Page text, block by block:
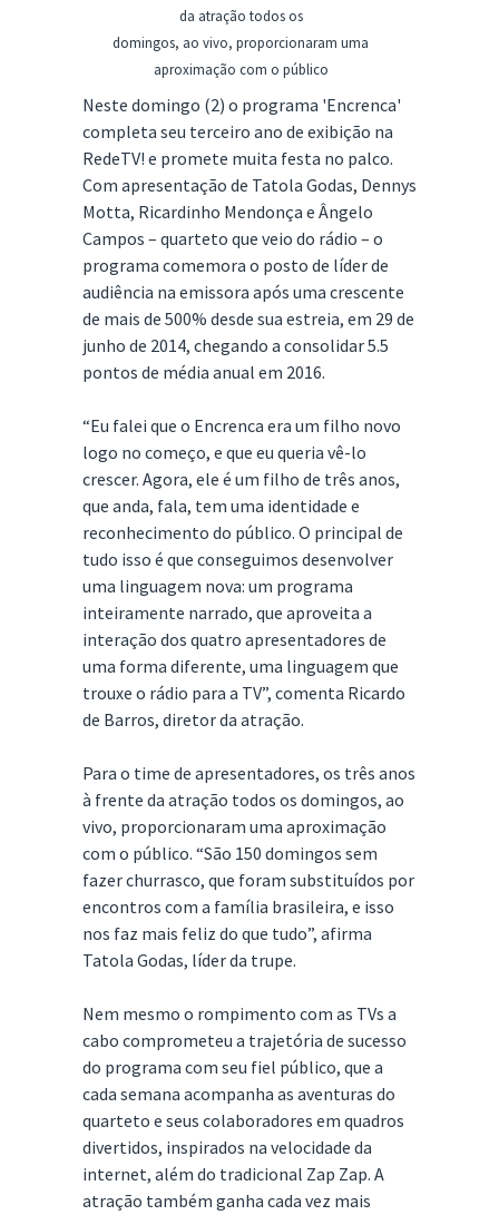
da atração todos os
domingos, ao vivo, proporcionaram uma
aproximação com o público
Neste domingo (2) o programa 'Encrenca'
completa seu terceiro ano de exibição na
RedeTV! e promete muita festa no palco.
Com apresentação de Tatola Godas, Dennys
Motta, Ricardinho Mendonça e Ângelo
Campos – quarteto que veio do rádio – o
programa comemora o posto de líder de
audiência na emissora após uma crescente
de mais de 500% desde sua estreia, em 29 de
junho de 2014, chegando a consolidar 5.5
pontos de média anual em 2016.
“Eu falei que o Encrenca era um filho novo
logo no começo, e que eu queria vê-lo
crescer. Agora, ele é um filho de três anos,
que anda, fala, tem uma identidade e
reconhecimento do público. O principal de
tudo isso é que conseguimos desenvolver
uma linguagem nova: um programa
inteiramente narrado, que aproveita a
interação dos quatro apresentadores de
uma forma diferente, uma linguagem que
trouxe o rádio para a TV”, comenta Ricardo
de Barros, diretor da atração.
Para o time de apresentadores, os três anos
à frente da atração todos os domingos, ao
vivo, proporcionaram uma aproximação
com o público. “São 150 domingos sem
fazer churrasco, que foram substituídos por
encontros com a família brasileira, e isso
nos faz mais feliz do que tudo”, afirma
Tatola Godas, líder da trupe.
Nem mesmo o rompimento com as TVs a
cabo comprometeu a trajetória de sucesso
do programa com seu fiel público, que a
cada semana acompanha as aventuras do
quarteto e seus colaboradores em quadros
divertidos, inspirados na velocidade da
internet, além do tradicional Zap Zap. A
atração também ganha cada vez mais